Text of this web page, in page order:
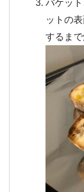
バケッ
ットの
するまで